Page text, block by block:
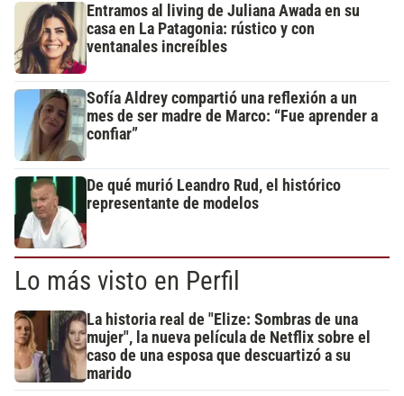
Entramos al living de Juliana Awada en su
casa en La Patagonia: rústico y con
ventanales increíbles
Sofía Aldrey compartió una reflexión a un
mes de ser madre de Marco: “Fue aprender a
confiar”
De qué murió Leandro Rud, el histórico
representante de modelos
Lo más visto en Perfil
La historia real de "Elize: Sombras de una
mujer", la nueva película de Netflix sobre el
caso de una esposa que descuartizó a su
marido